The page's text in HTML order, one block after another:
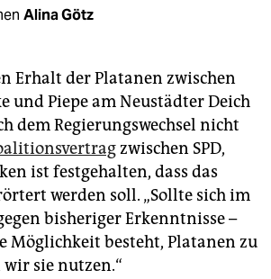
Alina Götz
Erhalt der Platanen zwischen
und Piepe am Neustädter Deich
dem Regierungswechsel nicht
zwischen SPD,
ist festgehalten, dass das
werden soll. „Sollte sich im
bisheriger Erkenntnisse –
Möglichkeit besteht, Platanen zu
sie nutzen.“